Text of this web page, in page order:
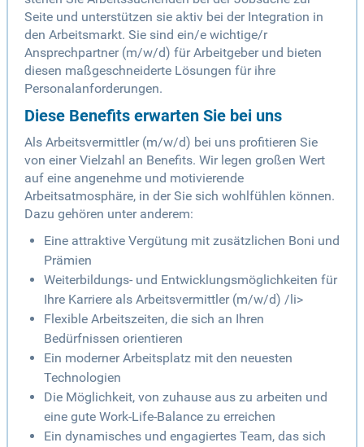
Seite und unterstützen sie aktiv bei der Integration in
den Arbeitsmarkt. Sie sind ein/e wichtige/r
Ansprechpartner (m/w/d) für Arbeitgeber und bieten
diesen maßgeschneiderte Lösungen für ihre
Personalanforderungen.
Diese Benefits erwarten Sie bei uns
Als Arbeitsvermittler (m/w/d) bei uns profitieren Sie
von einer Vielzahl an Benefits. Wir legen großen Wert
auf eine angenehme und motivierende
Arbeitsatmosphäre, in der Sie sich wohlfühlen können.
Dazu gehören unter anderem:
Eine attraktive Vergütung mit zusätzlichen Boni und
Prämien
Weiterbildungs- und Entwicklungsmöglichkeiten für
Ihre Karriere als Arbeitsvermittler (m/w/d) /li>
Flexible Arbeitszeiten, die sich an Ihren
Bedürfnissen orientieren
Ein moderner Arbeitsplatz mit den neuesten
Technologien
Die Möglichkeit, von zuhause aus zu arbeiten und
eine gute Work-Life-Balance zu erreichen
Ein dynamisches und engagiertes Team, das sich